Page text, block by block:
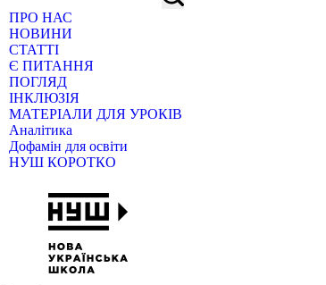
ПРО НАС
НОВИНИ
СТАТТІ
Є ПИТАННЯ
ПОГЛЯД
ІНКЛЮЗІЯ
МАТЕРІАЛИ ДЛЯ УРОКІВ
Аналітика
Дофамін для освіти
НУШ КОРОТКО